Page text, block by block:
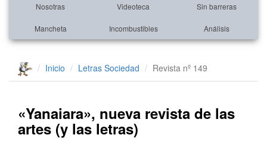
Nosotras Videoteca Sin barreras
Mancheta Incombustibles Análisis
Inicio Letras Sociedad Revista nº 149
«Yanaiara», nueva revista de las
artes (y las letras)